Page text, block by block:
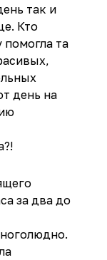
так и
Кто
помогла та
день на
за два до